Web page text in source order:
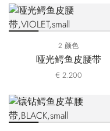
2 颜色
哑光鳄鱼皮腰带
€ 2.200